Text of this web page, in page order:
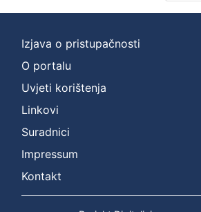
Izjava o pristupačnosti
O portalu
Uvjeti korištenja
Linkovi
Suradnici
Impressum
Kontakt